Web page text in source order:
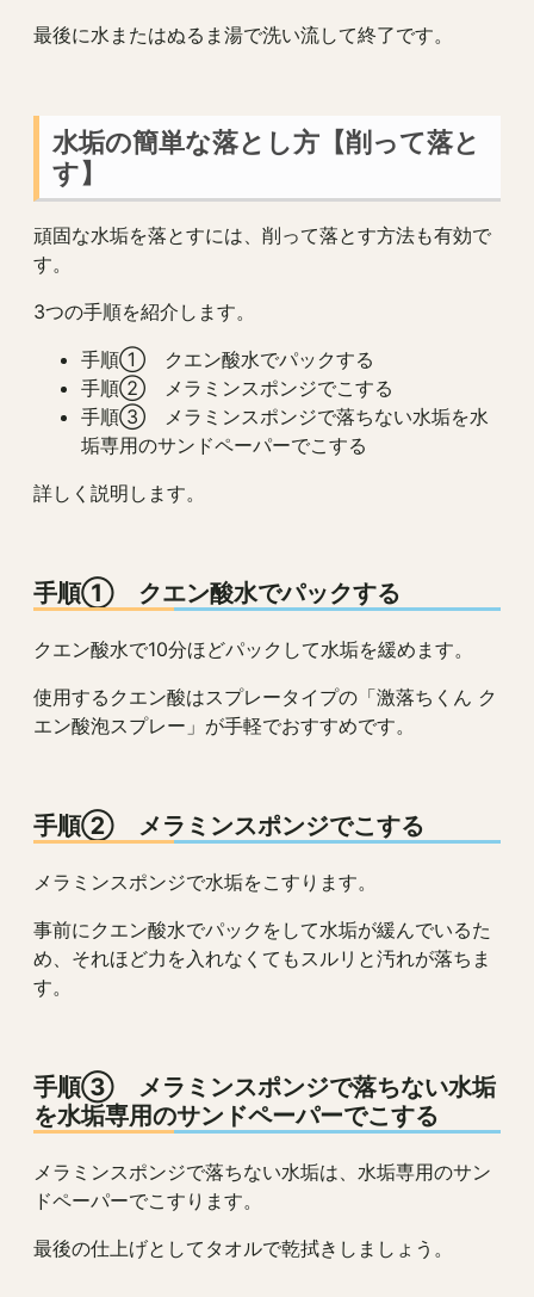
最後に水またはぬるま湯で洗い流して終了です。
水垢の簡単な落とし方【削って落と
す】
頑固な水垢を落とすには、削って落とす方法も有効で
す。
3つの手順を紹介します。
手順① クエン酸水でパックする
手順② メラミンスポンジでこする
手順③ メラミンスポンジで落ちない水垢を水
垢専用のサンドペーパーでこする
詳しく説明します。
手順① クエン酸水でパックする
クエン酸水で10分ほどパックして水垢を緩めます。
使用するクエン酸はスプレータイプの「激落ちくん ク
エン酸泡スプレー」が手軽でおすすめです。
手順② メラミンスポンジでこする
メラミンスポンジで水垢をこすります。
事前にクエン酸水でパックをして水垢が緩んでいるた
め、それほど力を入れなくてもスルリと汚れが落ちま
す。
手順③ メラミンスポンジで落ちない水垢
を水垢専用のサンドペーパーでこする
メラミンスポンジで落ちない水垢は、水垢専用のサン
ドペーパーでこすります。
最後の仕上げとしてタオルで乾拭きしましょう。